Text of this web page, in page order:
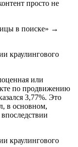
просто не
в поиске» →
или
по продвижению
3,77%. Это
в основном,